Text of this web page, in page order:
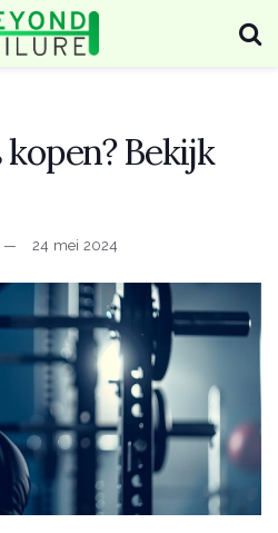
Bekijk
24 mei 2024